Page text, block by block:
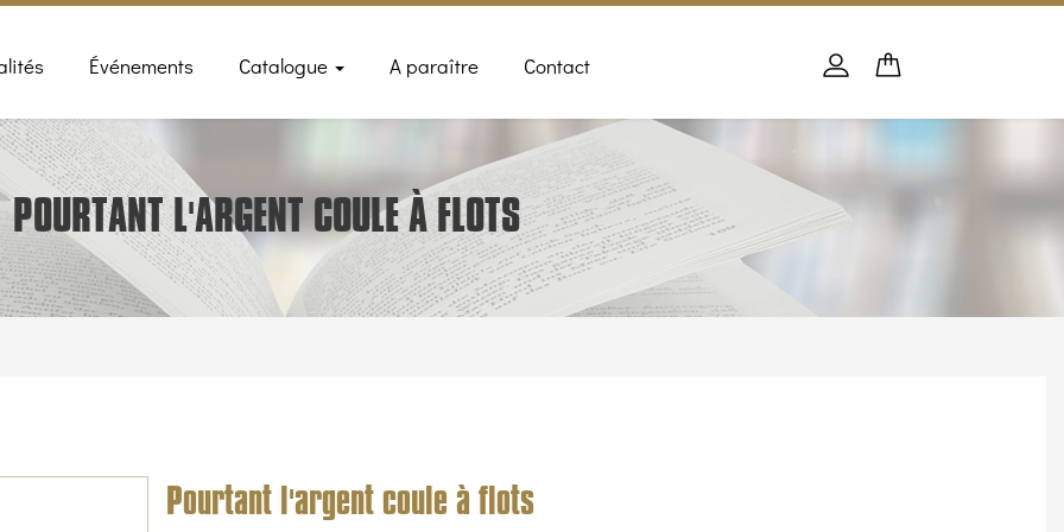
Événements Catalogue A paraître Contact
Panier
Se connecter
PANIER
POURTANT L'ARGENT COULE À FLOTS
Pourtant l'argent coule à flots